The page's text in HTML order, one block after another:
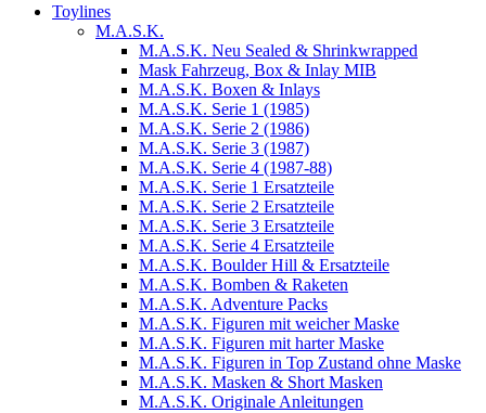
Toylines
M.A.S.K.
M.A.S.K. Neu Sealed & Shrinkwrapped
Mask Fahrzeug, Box & Inlay MIB
M.A.S.K. Boxen & Inlays
M.A.S.K. Serie 1 (1985)
M.A.S.K. Serie 2 (1986)
M.A.S.K. Serie 3 (1987)
M.A.S.K. Serie 4 (1987-88)
M.A.S.K. Serie 1 Ersatzteile
M.A.S.K. Serie 2 Ersatzteile
M.A.S.K. Serie 3 Ersatzteile
M.A.S.K. Serie 4 Ersatzteile
M.A.S.K. Boulder Hill & Ersatzteile
M.A.S.K. Bomben & Raketen
M.A.S.K. Adventure Packs
M.A.S.K. Figuren mit weicher Maske
M.A.S.K. Figuren mit harter Maske
M.A.S.K. Figuren in Top Zustand ohne Maske
M.A.S.K. Masken & Short Masken
M.A.S.K. Originale Anleitungen